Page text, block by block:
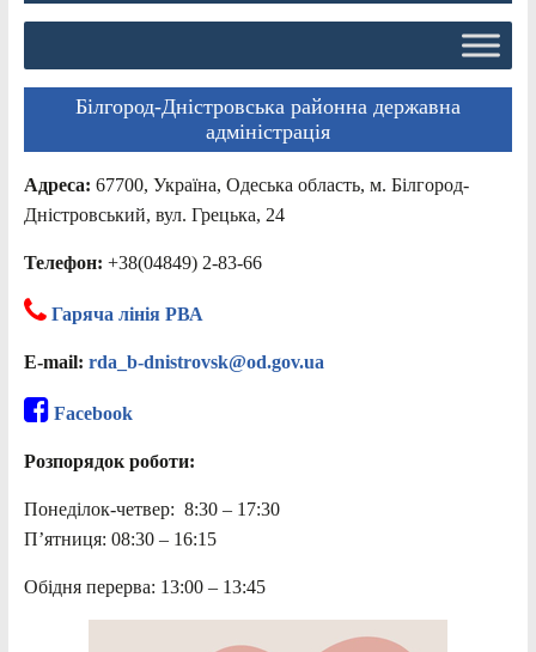
Білгород-Дністровська районна державна
адміністрація
Адреса: 67700, Україна, Одеська область, м. Білгород-
Дністровський, вул. Грецька, 24
Телефон: +38(04849) 2-83-66
Гаряча лінія РВА
E-mail: rda_b-dnistrovsk@od.gov.ua
Facebook
Розпорядок роботи:
Понеділок-четвер: 8:30 – 17:30
П’ятниця: 08:30 – 16:15
Обідня перерва: 13:00 – 13:45